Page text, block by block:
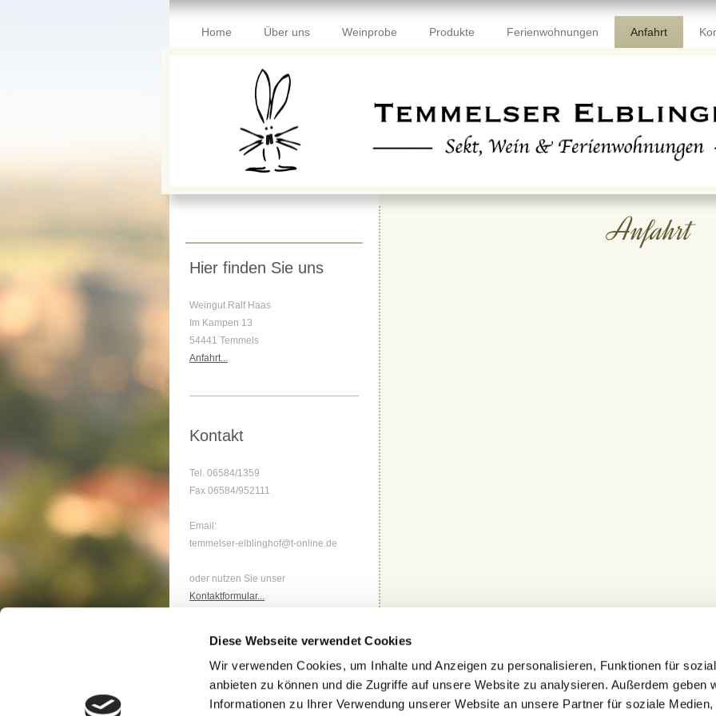
Diese Webseite verwendet Cookies
Wir verwenden Cookies, um Inhalte und Anzeigen zu personalisieren, Funktionen für
anbieten zu können und die Zugriffe auf unsere Website zu analysieren. Außerdem geben
Informationen zu Ihrer Verwendung unserer Website an unsere Partner für soziale Medien,
Home Über uns Weinprobe Produkte Ferienwohnungen Anfahrt
Anfahrt
Anfahrt mit der Bahn
Temmels verfügt über eine eigene Haltestelle, sodass die
Hier finden Sie uns
Weingut Ralf Haas
Im Kampen 13
54441 Temmels
Anfahrt...
Kontakt
Tel. 06584/1359
Fax 06584/952111
Email:
temmelser-elblinghof@t-online.de
oder nutzen Sie unser
Kontaktformular...